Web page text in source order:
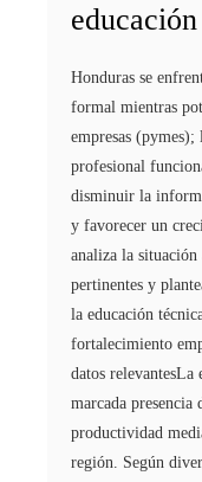
Honduras se
formal mientras
empresas
profesional
disminuir la
y favorecer un
analiza la
pertinentes y
la educación
fortalecimiento
datos relevantesLa
marcada
productividad
región. Según